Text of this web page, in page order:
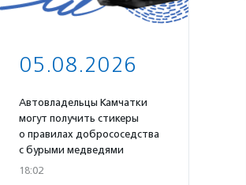
05.08.2026
Автовладельцы Камчатки
могут получить стикеры
о правилах добрососедства
с бурыми медведями
18:02